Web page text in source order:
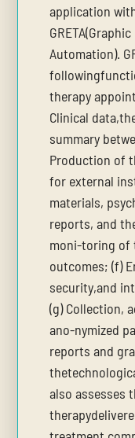
application
Automation).
therapy
Clinical
summary
Production of
for external
materials,
reports, and
moni-toring of
outcomes; (f)
security,and
(g) Collection,
ano-nymized
reports and
also assesses